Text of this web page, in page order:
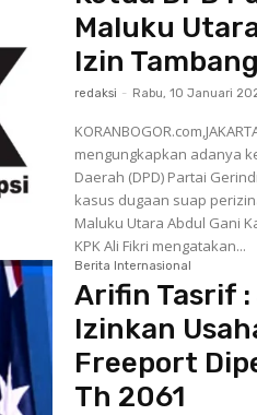
Maluku
Izin
redaksi - Rabu, 10 Januari
mengungkapkan adanya
Daerah (DPD) Partai
kasus dugaan suap
Maluku Utara Abdul Gani Kasuba. Juru bicara
KPK Ali Fikri mengatakan...
Berita Internasional
Arifin Tasrif
Izinkan
Freeport
Th 2061